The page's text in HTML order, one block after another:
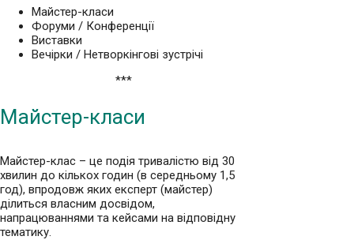
Майстер-класи
Форуми / Конференції
Виставки
Вечірки / Нетворкінгові зустрічі
***
Майстер-класи
Майстер-клас – це подія тривалістю від 30
хвилин до кількох годин (в середньому 1,5
год), впродовж яких експерт (майстер)
ділиться власним досвідом,
напрацюваннями та кейсами на відповідну
тематику.